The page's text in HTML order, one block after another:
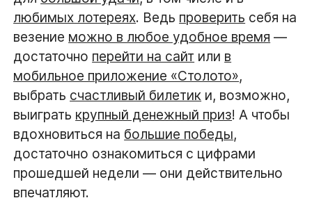
любимых лотереях. Ведь проверить себя на
везение можно в любое удобное время —
достаточно перейти на сайт или в
мобильное приложение «Столото»,
выбрать счастливый билетик и, возможно,
выиграть крупный денежный приз! А чтобы
вдохновиться на большие победы,
достаточно ознакомиться с цифрами
прошедшей недели — они действительно
впечатляют.